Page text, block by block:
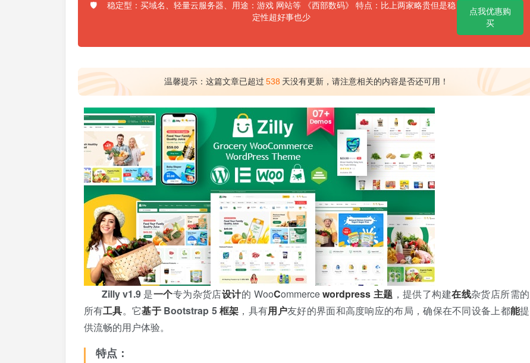
🛡️
稳定型：买域名、轻量云服务器、用途：游戏 网站等 《西部数码》 特点：比上两家略贵但是稳
定性超好事也少
点我优惠购
买
温馨提示：这篇文章已超过 538 天没有更新，请注意相关的内容是否还可用！
Zilly v1.9是一个专为杂货店设计的 WooCommercewordpress 主题 ，提供了构建在线杂货店所需的
所有工具。它基于 Bootstrap 5框架 ，具有用户友好的界面和高度响应的布局，确保在不同设备上都能提
供流畅的用户体验。
特点：